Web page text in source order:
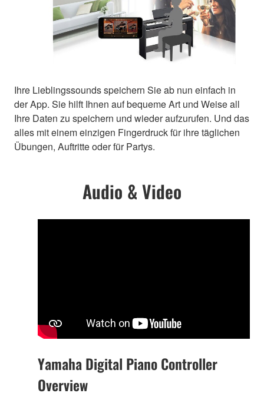
Ihre Lieblingssounds speichern Sie ab nun einfach in
der App. Sie hilft Ihnen auf bequeme Art und Weise all
Ihre Daten zu speichern und wieder aufzurufen. Und das
alles mit einem einzigen Fingerdruck für ihre täglichen
Übungen, Auftritte oder für Partys.
Audio & Video
Yamaha Digital Piano Controller
Overview